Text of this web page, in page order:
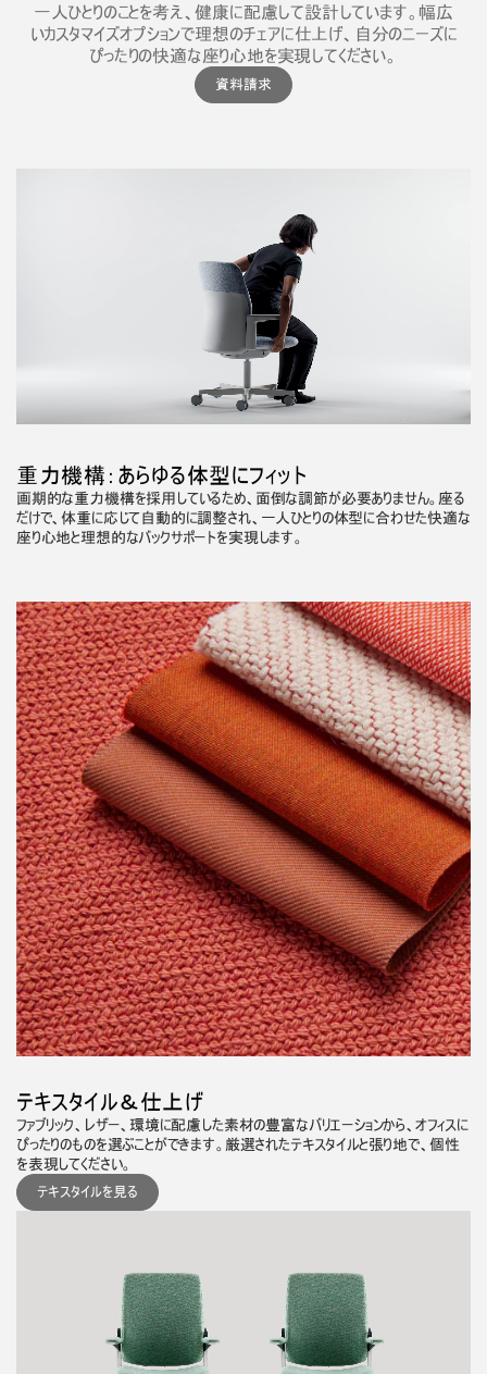
一人ひとりのことを考え、健康に配慮して設計しています。幅広
いカスタマイズオプションで理想のチェアに仕上げ、自分のニーズに
ぴったりの快適な座り心地を実現してください。
資料請求
重力機構：あらゆる体型にフィット
画期的な重力機構を採用しているため、面倒な調節が必要ありません。座る
だけで、体重に応じて自動的に調整され、一人ひとりの体型に合わせた快適な
座り心地と理想的なバックサポートを実現します。
テキスタイル＆仕上げ
ファブリック、レザー、環境に配慮した素材の豊富なバリエーションから、オフィスに
ぴったりのものを選ぶことができます。厳選されたテキスタイルと張り地で、個性
を表現してください。
テキスタイルを見る